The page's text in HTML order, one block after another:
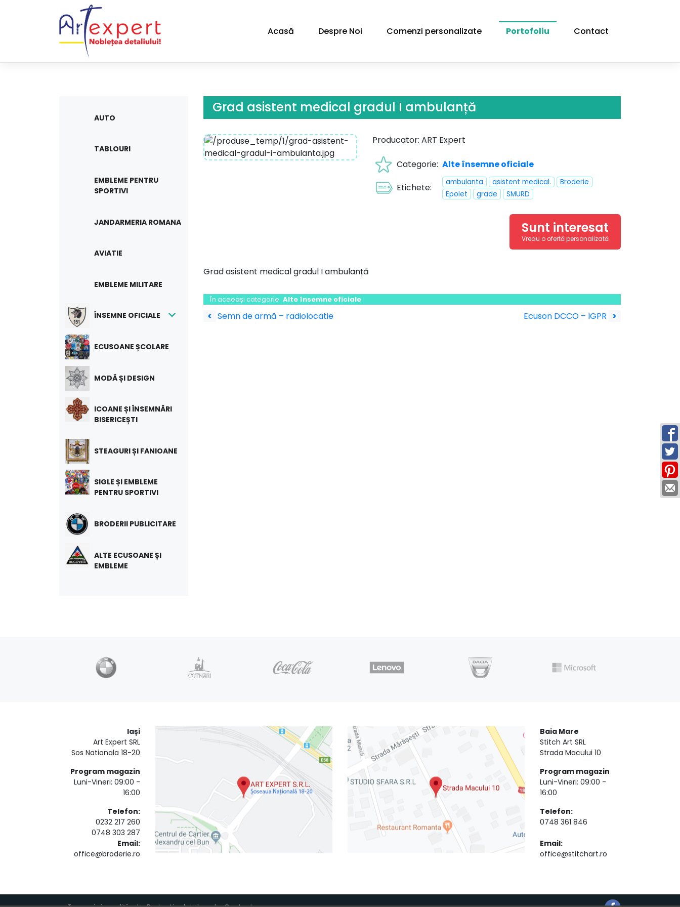
Acasă Despre Noi Comenzi personalizate Portofoliu Contact
AUTO
TABLOURI
EMBLEME PENTRU
SPORTIVI
JANDARMERIA ROMANA
AVIATIE
EMBLEME MILITARE
ÎNSEMNE OFICIALE
ECUSOANE ȘCOLARE
MODĂ ȘI DESIGN
ICOANE ȘI ÎNSEMNĂRI
BISERICEȘTI
STEAGURI ȘI FANIOANE
SIGLE ȘI EMBLEME
PENTRU SPORTIVI
BRODERII PUBLICITARE
ALTE ECUSOANE ȘI
EMBLEME
Grad asistent medical gradul I ambulanță
Producator: ART Expert
Categorie: Alte însemne oficiale
Etichete:
ambulanta asistent medical.
Broderie
Epolet
grade SMURD
Sunt interesat
Vreau o ofertă personalizată
Grad asistent medical gradul I ambulanță
În aceeași categorie Alte însemne oficiale
Navigare
Ecuson DCCO – IGPR >
< Semn de armă – radiolocatie
Iași
Art Expert SRL
Sos Nationala 18-20
Program magazin
Luni-Vineri: 09:00 -
16:00
Telefon:
0232 217 260
0748 303 287
Email:
office@broderie.ro
Baia Mare
Stitch Art SRL
Strada Macului 10
Program magazin
Luni-Vineri: 09:00 -
16:00
Telefon:
0748 361 846
Email:
office@stitchart.ro